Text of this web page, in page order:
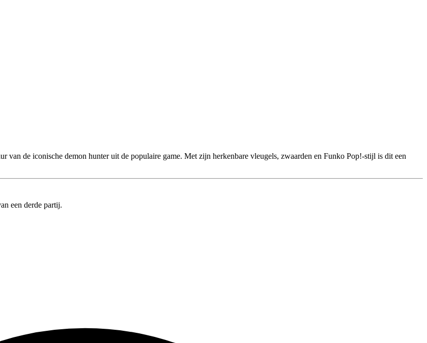
de iconische demon hunter uit de populaire game. Met zijn herkenbare vleugels, zwaarden en Funko Pop!-stijl is dit een
een derde partij.